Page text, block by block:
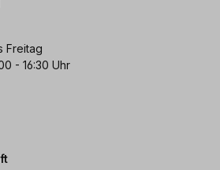
Freitag
- 16:30 Uhr